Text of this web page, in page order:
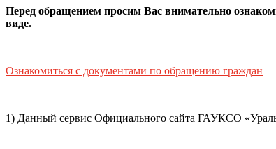
Промокод
Перед обращением просим Вас внимательно
виде.
Ознакомиться с документами по обращению граждан
1) Данный сервис Официального сайта ГАУКСО